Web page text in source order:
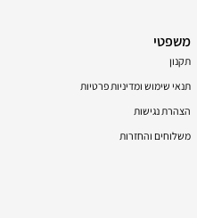
משפטי
תקנון
תנאי שימוש ומדיניות פרטיות
הצהרת נגישות
משלוחים והחזרות